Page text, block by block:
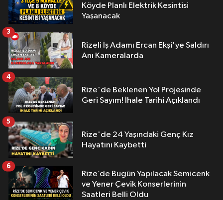
Köyde Planlı Elektrik Kesintisi
Yaşanacak
Rizeli İş Adamı Ercan Ekşi'ye Saldırı
Anı Kameralarda
3
Rize'de Beklenen Yol Projesinde
Geri Sayım! İhale Tarihi Açıklandı
4
Rize'de 24 Yaşındaki Genç Kız
Hayatını Kaybetti
5
Rize’de Bugün Yapılacak Semicenk
ve Yener Çevik Konserlerinin
Saatleri Belli Oldu
6